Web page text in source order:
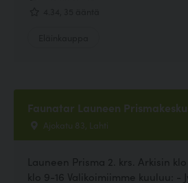
Faunatar Launeen
Ajokatu 83, Lahti
Launeen Prisma 2. krs. Arkisin
klo 9-16 Valikoimiimme kuuluu: -